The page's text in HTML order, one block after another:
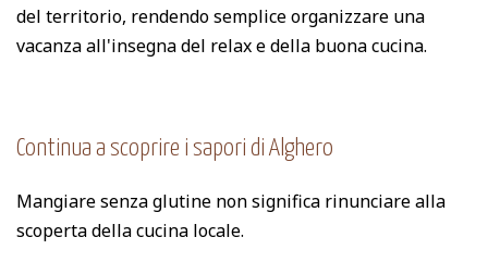
del territorio, rendendo semplice organizzare una
vacanza all'insegna del relax e della buona cucina.
Continua a scoprire i sapori di Alghero
Mangiare senza glutine non significa rinunciare alla
scoperta della cucina locale.